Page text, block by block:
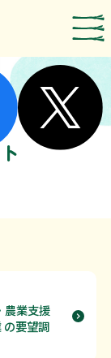
農業支援
の要望調